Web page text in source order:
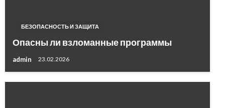
БЕЗОПАСНОСТЬ И ЗАЩИТА
Опасны ли взломанные программы
admin 23.02.2026